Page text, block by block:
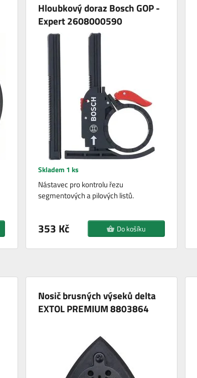
Hloubkový doraz Bosch GOP -
Expert 2608000590
Skladem 1 ks
Nástavec pro kontrolu řezu
segmentových a pilových listů.
353 Kč Do košíku
Nosič brusných výseků delta
EXTOL PREMIUM 8803864